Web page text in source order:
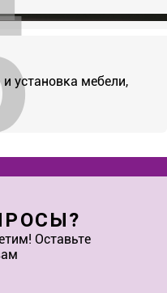
установка мебели,
Оставьте